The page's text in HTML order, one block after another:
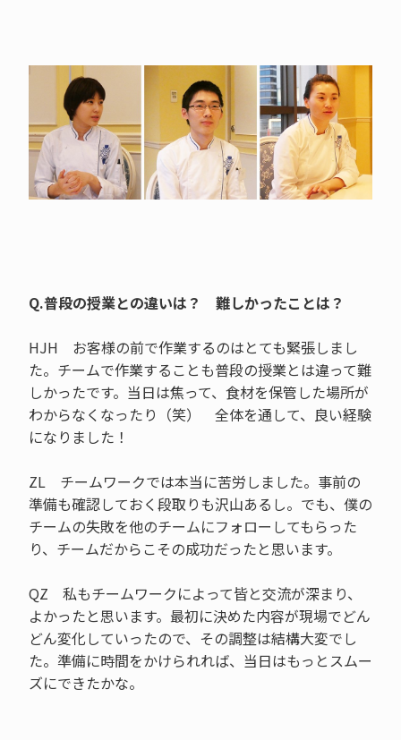
Q.普段の授業との違いは？ 難しかったことは？
HJH お客様の前で作業するのはとても緊張しまし
た。チームで作業することも普段の授業とは違って難
しかったです。当日は焦って、食材を保管した場所が
わからなくなったり（笑） 全体を通して、良い経験
になりました！
ZL チームワークでは本当に苦労しました。事前の
準備も確認しておく段取りも沢山あるし。でも、僕の
チームの失敗を他のチームにフォローしてもらった
り、チームだからこその成功だったと思います。
QZ 私もチームワークによって皆と交流が深まり、
よかったと思います。最初に決めた内容が現場でどん
どん変化していったので、その調整は結構大変でし
た。準備に時間をかけられれば、当日はもっとスムー
ズにできたかな。